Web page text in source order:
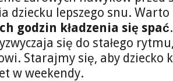
dziecku lepszego snu.
godzin kładzenia się spać
się do stałego
Starajmy się, aby dziecko
w weekendy.